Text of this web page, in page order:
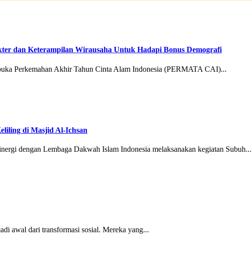
dan Keterampilan Wirausaha Untuk Hadapi Bonus Demografi
Perkemahan Akhir Tahun Cinta Alam Indonesia (PERMATA CAI)...
di Masjid Al-Ichsan
dengan Lembaga Dakwah Islam Indonesia melaksanakan kegiatan Subuh...
awal dari transformasi sosial. Mereka yang...